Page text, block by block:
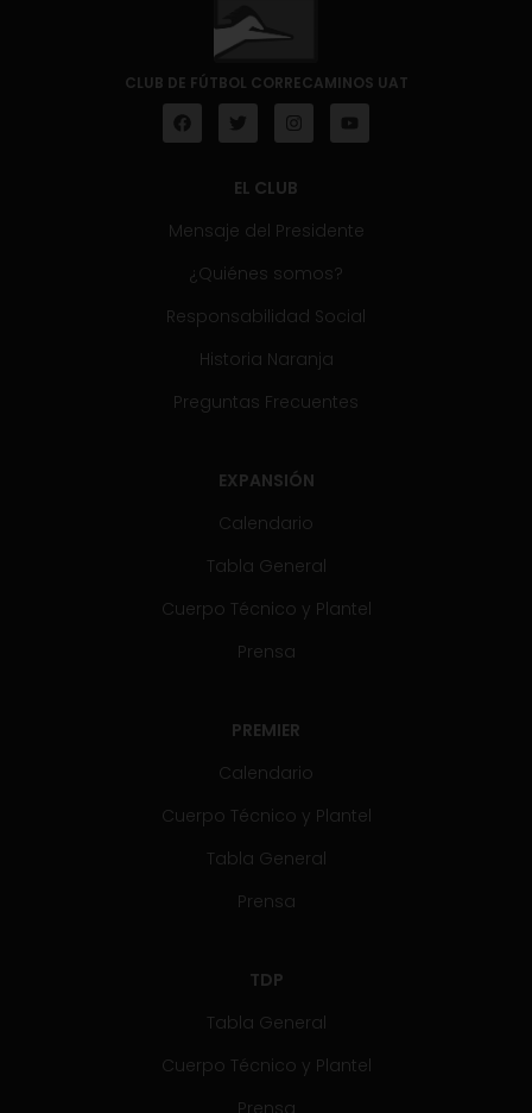
CLUB DE FÚTBOL CORRECAMINOS UAT
EL CLUB
Mensaje del Presidente
¿Quiénes somos?
Responsabilidad Social
Historia Naranja
Preguntas Frecuentes
EXPANSIÓN
Calendario
Tabla General
Cuerpo Técnico y Plantel
Prensa
PREMIER
Calendario
Cuerpo Técnico y Plantel
Tabla General
Prensa
TDP
Tabla General
Cuerpo Técnico y Plantel
Prensa